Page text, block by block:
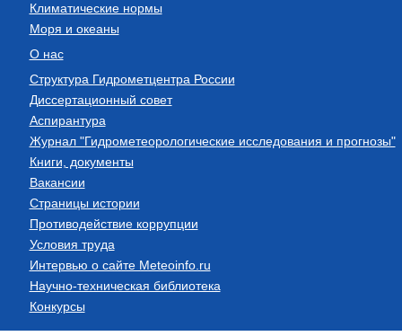
Климатические нормы
Моря и океаны
О нас
Структура Гидрометцентра России
Диссертационный совет
Аспирантура
Журнал "Гидрометеорологические исследования и прогнозы"
Книги, документы
Вакансии
Страницы истории
Противодействие коррупции
Условия труда
Интервью о сайте Meteoinfo.ru
Научно-техническая библиотека
Конкурсы